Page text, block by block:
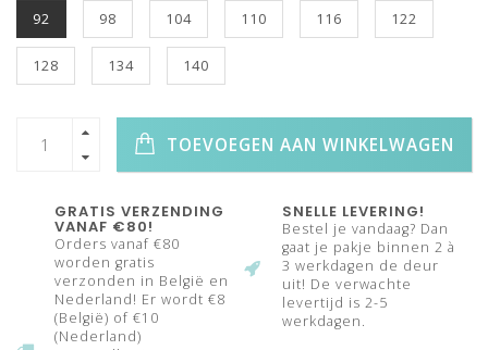
92 98 104 110 116 122
128 134 140
TOEVOEGEN AAN WINKELWAGEN
GRATIS VERZENDING
VANAF €80!
Orders vanaf €80
worden gratis
verzonden in België en
Nederland! Er wordt €8
(België) of €10
(Nederland)
SNELLE LEVERING!
Bestel je vandaag? Dan
gaat je pakje binnen 2 à
3 werkdagen de deur
uit! De verwachte
levertijd is 2-5
werkdagen.